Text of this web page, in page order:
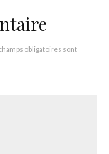
obligatoires sont